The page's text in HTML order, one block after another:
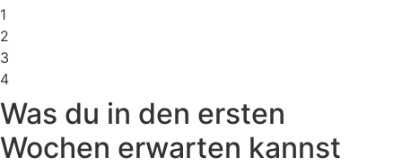
1
2
3
4
Was du in den ersten
Wochen erwarten kannst